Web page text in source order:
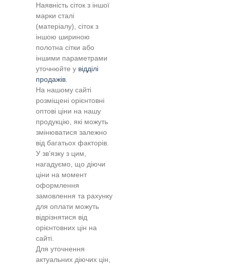
Наявність сіток з іншої
марки сталі
(матеріалу), сіток з
іншою шириною
полотна сітки або
іншими параметрами
уточнюйте у відділі
продажів.
На нашому сайті
розміщені орієнтовні
оптові ціни на нашу
продукцію, які можуть
змінюватися залежно
від багатьох факторів.
У зв’язку з цим,
нагадуємо, що діючи
ціни на момент
оформлення
замовлення та рахунку
для оплати можуть
відрізнятися від
орієнтовних цін на
сайті.
Для уточнення
актуальних діючих цін,